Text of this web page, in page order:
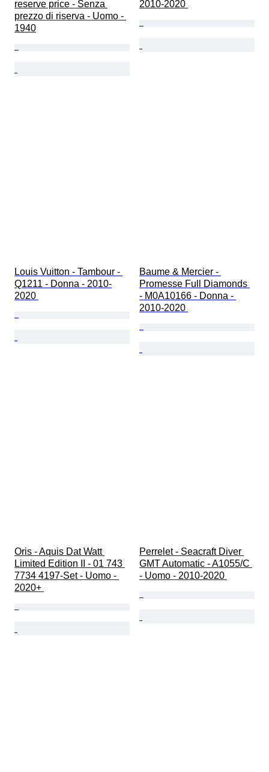
reserve price - Senza
prezzo di riserva - Uomo -
1940
2010-2020
Louis Vuitton - Tambour -
Q1211 - Donna - 2010-
2020
Baume & Mercier -
Promesse Full Diamonds
- M0A10166 - Donna -
2010-2020
Oris - Aquis Dat Watt
Limited Edition II - 01 743
7734 4197-Set - Uomo -
2020+
Perrelet - Seacraft Diver
GMT Automatic - A1055/C
- Uomo - 2010-2020